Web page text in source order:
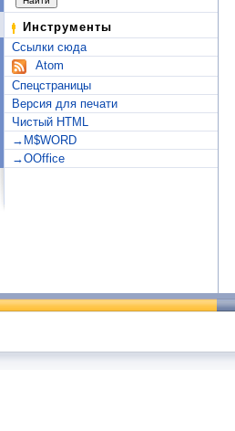
Инструменты
Ссылки сюда
Atom
Спецстраницы
Версия для печати
Чистый HTML
→M$WORD
→OOffice